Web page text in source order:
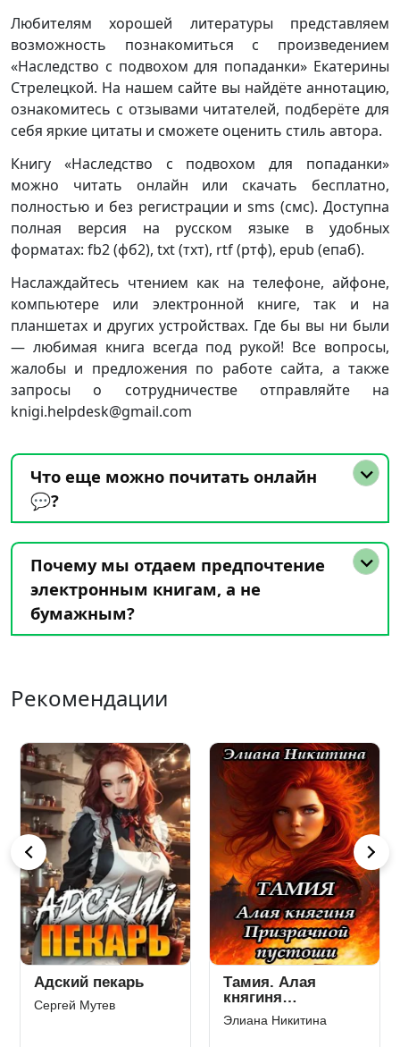
Любителям хорошей литературы представляем
возможность познакомиться с произведением
«Наследство с подвохом для попаданки» Екатерины
Стрелецкой. На нашем сайте вы найдёте аннотацию,
ознакомитесь с отзывами читателей, подберёте для
себя яркие цитаты и сможете оценить стиль автора.
Книгу «Наследство с подвохом для попаданки»
можно читать онлайн или скачать бесплатно,
полностью и без регистрации и sms (смс). Доступна
полная версия на русском языке в удобных
форматах: fb2 (фб2), txt (тхт), rtf (ртф), epub (епаб).
Наслаждайтесь чтением как на телефоне, айфоне,
компьютере или электронной книге, так и на
планшетах и других устройствах. Где бы вы ни были
— любимая книга всегда под рукой! Все вопросы,
жалобы и предложения по работе сайта, а также
запросы о сотрудничестве отправляйте на
knigi.helpdesk@gmail.com
Что еще можно почитать онлайн
💬?
Почему мы отдаем предпочтение
электронным книгам, а не
бумажным?
Рекомендации
Адский пекарь
Сергей Мутев
Тамия. Алая
княгиня
Призрачной
пустоши
Элиана Никитина